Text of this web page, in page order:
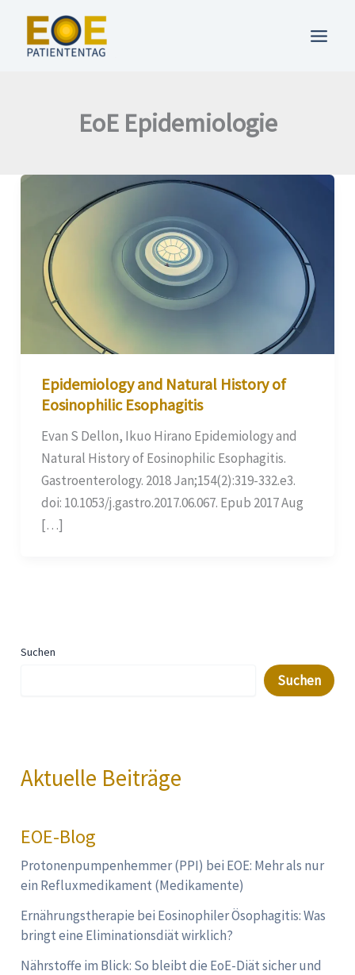
springen
EoE Epidemiologie
Epidemiology and Natural History of
Eosinophilic Esophagitis
Evan S Dellon, Ikuo Hirano Epidemiology and
Natural History of Eosinophilic Esophagitis.
Gastroenterology. 2018 Jan;154(2):319-332.e3.
doi: 10.1053/j.gastro.2017.06.067. Epub 2017 Aug
[…]
Suchen
Suchen
Aktuelle Beiträge
EOE-Blog
Protonenpumpenhemmer (PPI) bei EOE: Mehr als nur
ein Refluxmedikament (Medikamente)
Ernährungstherapie bei Eosinophiler Ösophagitis: Was
bringt eine Eliminationsdiät wirklich?
Nährstoffe im Blick: So bleibt die EoE-Diät sicher und